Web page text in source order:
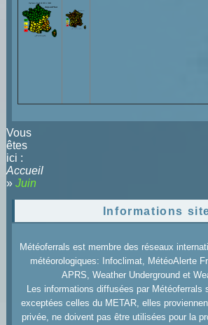
Vous
êtes
ici :
Accueil
» Juin
Informations
Météoferrals est membre des réseaux
météorologiques: Infoclimat, MétéoAlerte
APRS, Weather Underground et
Les informations diffusées par Météoferrals
exceptées celles du METAR, elles
privée, ne doivent pas être utilisées pour la